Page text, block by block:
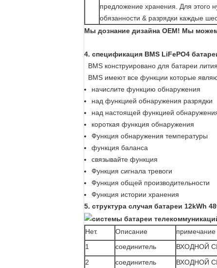
предложение хранения. Для этого
обязанности & разрядки каждые
Мы дознание дизайна OEM! Мы
4. спецификация BMS LiFePO4
BMS конструировано для батареи
BMS имеют все функции которые
начислите функцию обнаружения
над функцией обнаружения разрядки
над настоящей функцией
короткая функция обнаружения
Функция обнаружения температуры
функция баланса
связывайте функция
Функция сигнала тревоги
Функция общей производительности
Функция истории хранения
5. структура случая батареи 12kWh
Нет. Описание
1
соединитель ВХОДНОЙ
2
соединитель ВХОДНОЙ